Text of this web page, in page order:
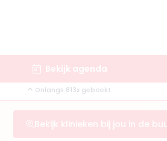
Bekijk agenda
Onlangs 813x geboekt
Bekijk klinieken bij jou in de